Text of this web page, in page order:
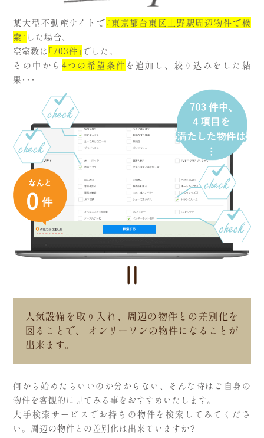
某大型不動産サイトで『東京都台東区上野駅周辺物件で検
索』 した場合、
空室数は 「703件」 でした。
その中から 4つの希望条件 を追加し、絞り込みをした結
果・・・
人気設備を取り入れ、周辺の物件との差別化を
図ることで、
オンリーワンの物件になることが
出来ます。
何から始めたらいいのか分からない、そんな時はご自身の
物件を客観的に見てみる事をおすすめいたします。
大手検索サービスでお持ちの物件を検索してみてくださ
い。周辺の物件との差別化は出来ていますか？